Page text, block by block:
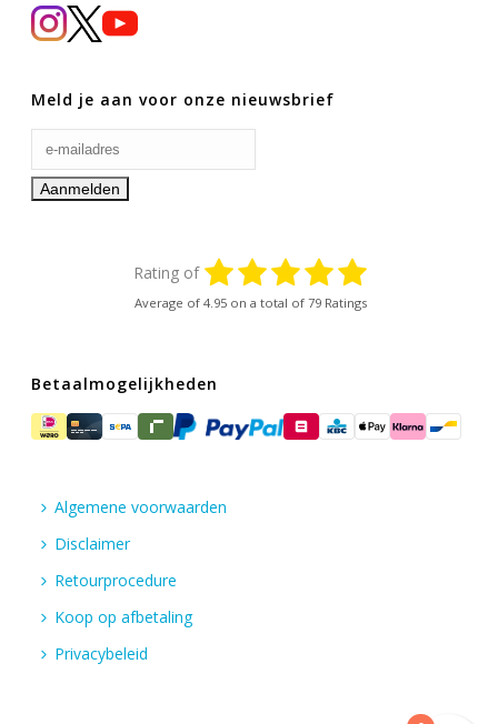
Meld je aan voor onze nieuwsbrief
Rating of
Average of 4.95 on a total of 79 Ratings
Betaalmogelijkheden
Algemene voorwaarden
Disclaimer
Retourprocedure
Koop op afbetaling
Privacybeleid